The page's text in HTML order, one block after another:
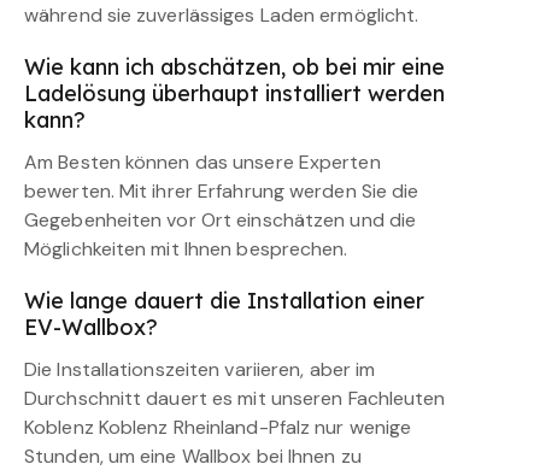
während sie zuverlässiges Laden ermöglicht.
Wie kann ich abschätzen, ob bei mir eine
Ladelösung überhaupt installiert werden
kann?
Am Besten können das unsere Experten
bewerten. Mit ihrer Erfahrung werden Sie die
Gegebenheiten vor Ort einschätzen und die
Möglichkeiten mit Ihnen besprechen.
Wie lange dauert die Installation einer
EV-Wallbox?
Die Installationszeiten variieren, aber im
Durchschnitt dauert es mit unseren Fachleuten
Koblenz Koblenz Rheinland-Pfalz nur wenige
Stunden, um eine Wallbox bei Ihnen zu